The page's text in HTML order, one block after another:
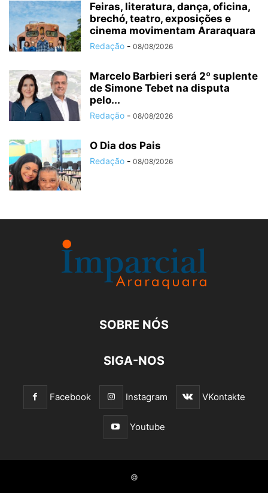
Feiras, literatura, dança, oficina,
brechó, teatro, exposições e
cinema movimentam Araraquara
Redação - 08/08/2026
Marcelo Barbieri será 2º suplente
de Simone Tebet na disputa
pelo...
Redação - 08/08/2026
O Dia dos Pais
Redação - 08/08/2026
SOBRE NÓS
SIGA-NOS
Facebook Instagram VKontakte
Youtube
©